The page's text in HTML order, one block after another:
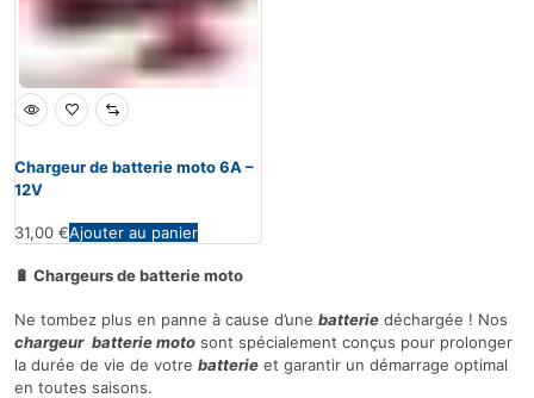
Chargeur de batterie moto 6A –
12V
31,00 €Ajouter au panier
🔋 Chargeurs de batterie moto
Ne tombez plus en panne à cause d’une batterie déchargée ! Nos
chargeur batterie moto sont spécialement conçus pour prolonger
la durée de vie de votre batterie et garantir un démarrage optimal
en toutes saisons.